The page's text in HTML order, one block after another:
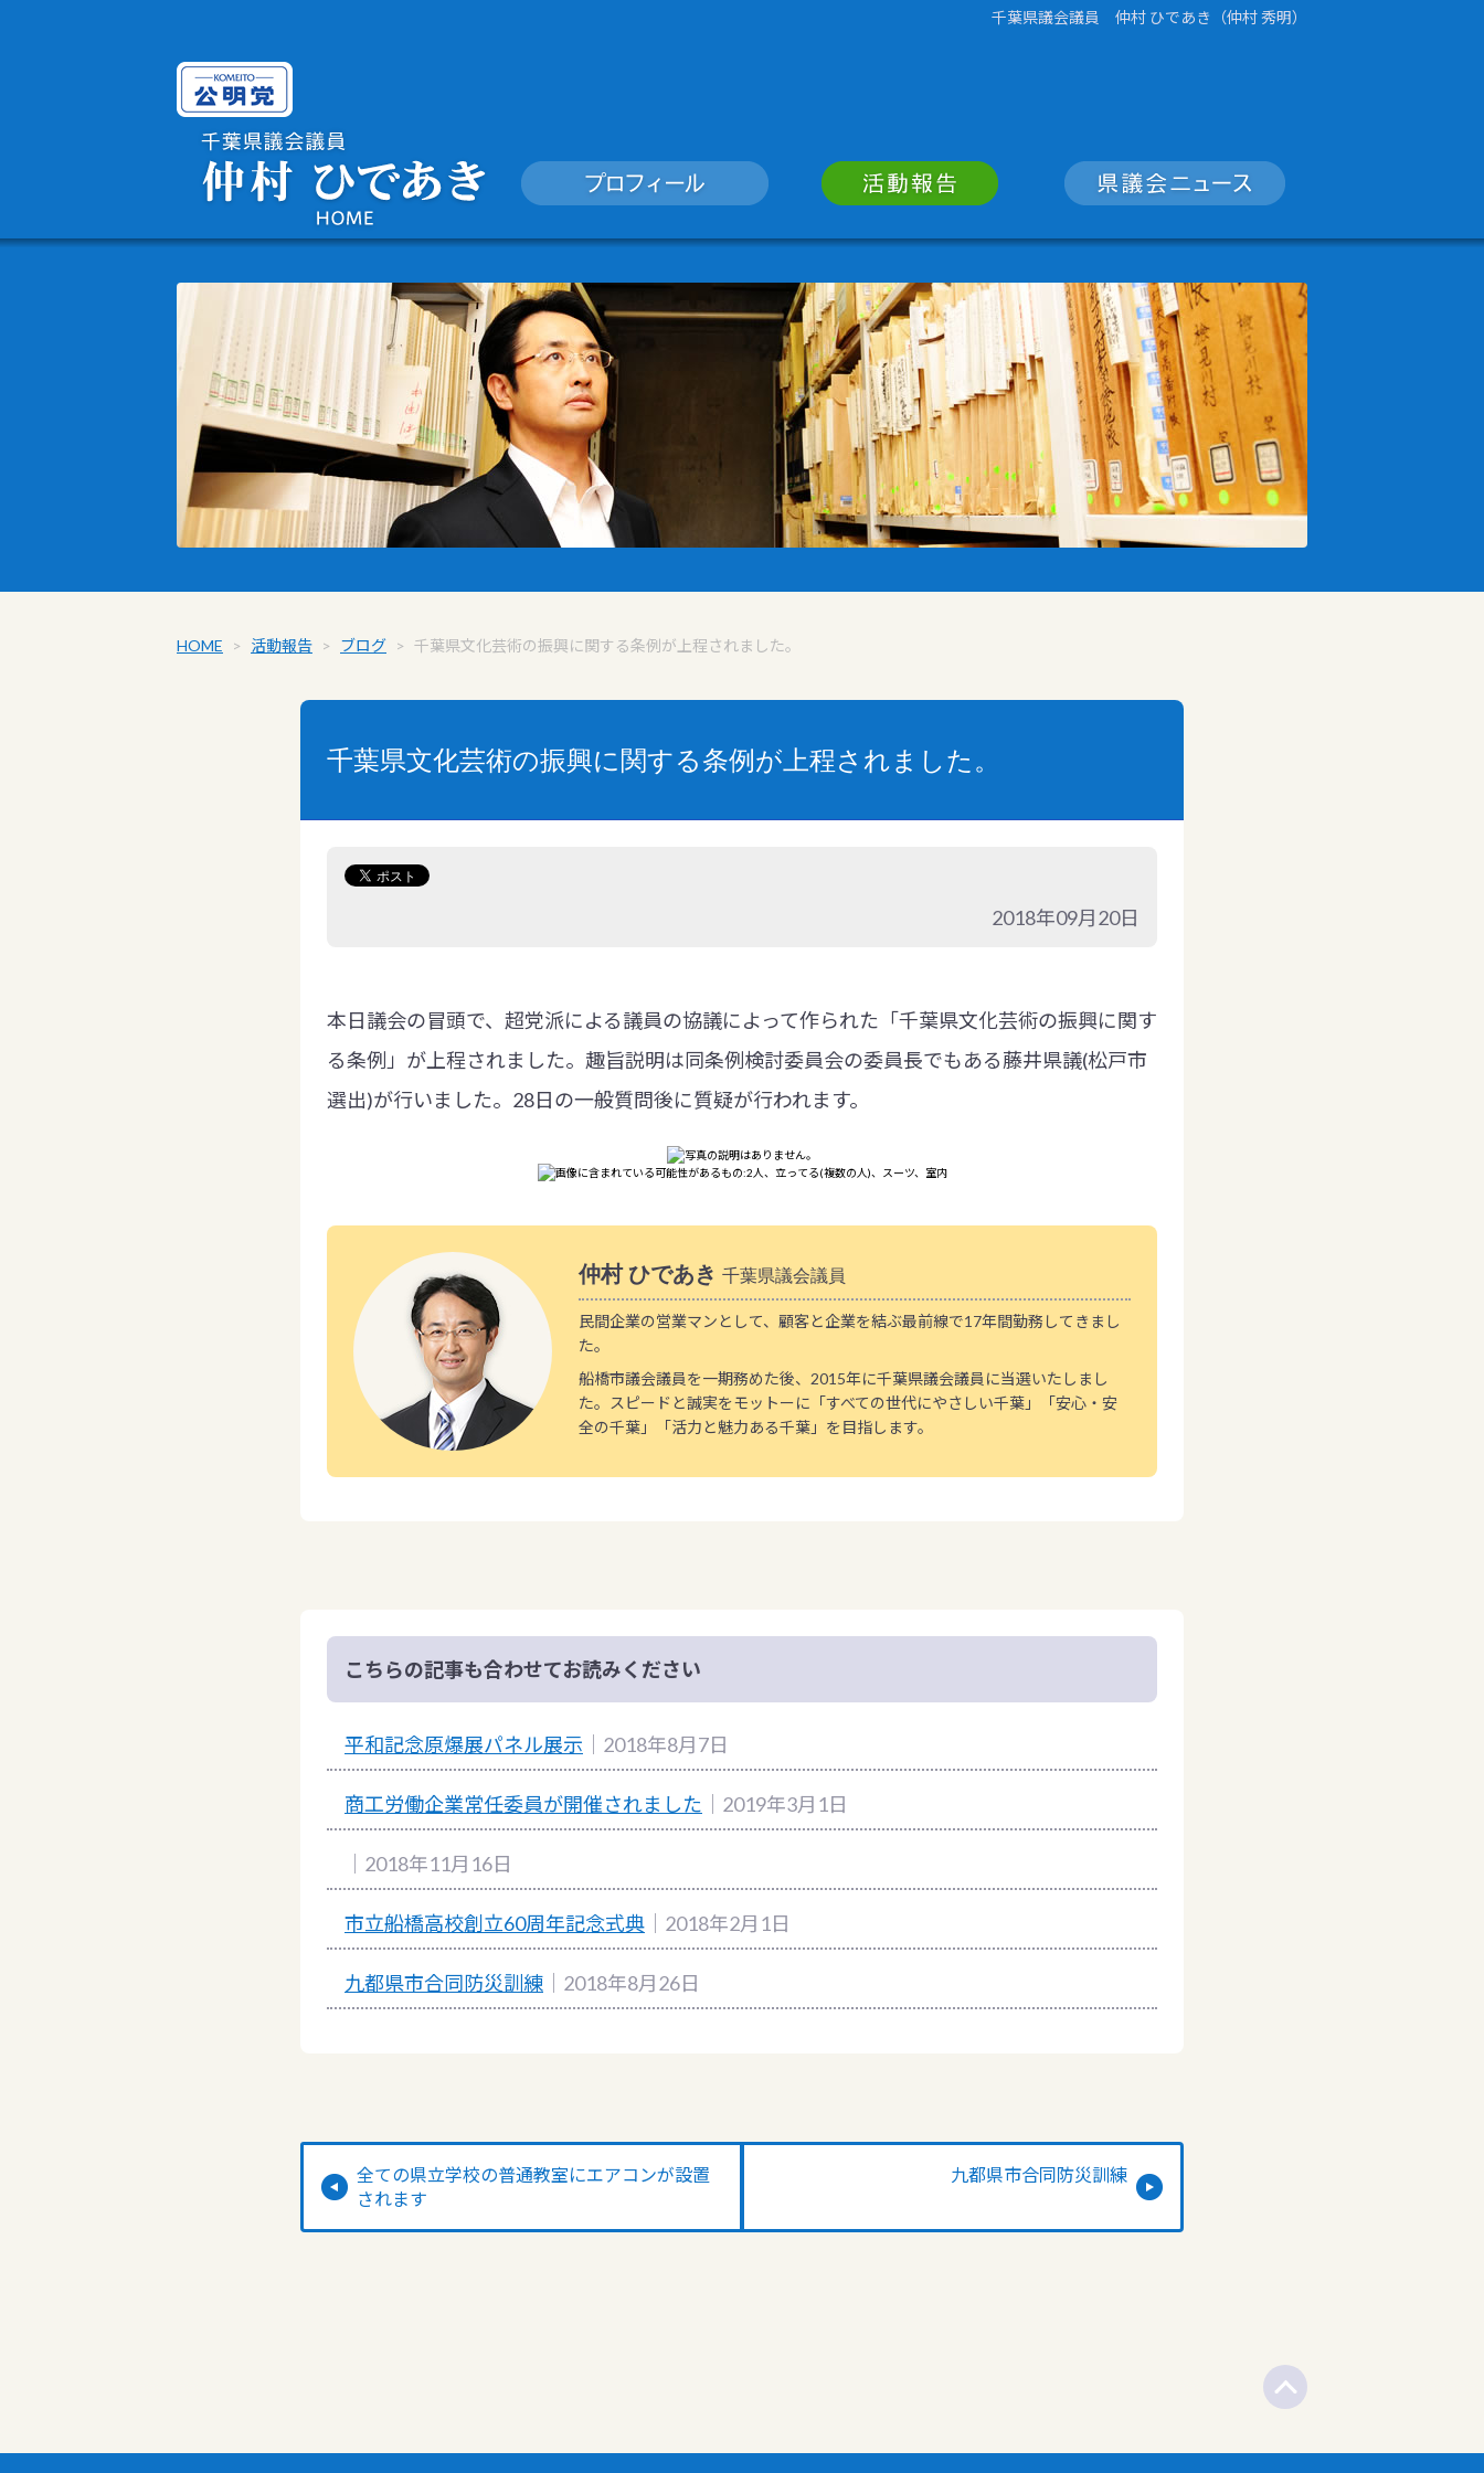
千葉県議会議員 仲村 ひであき（仲村 秀明）
HOME > 活動報告 > ブログ > 千葉県文化芸術の振興に関する条例が上程されました。
千葉県文化芸術の振興に関する条例が上程されました。
2018年09月20日
本日議会の冒頭で、超党派による議員の協議によって作られた「千葉県文化芸術の振興に関す
る条例」が上程されました。趣旨説明は同条例検討委員会の委員長でもある藤井県議(松戸市
選出)が行いました。28日の一般質問後に質疑が行われます。
仲村 ひであき 千葉県議会議員
民間企業の営業マンとして、顧客と企業を結ぶ最前線で17年間勤務してきまし
た。
船橋市議会議員を一期務めた後、2015年に千葉県議会議員に当選いたしまし
た。スピードと誠実をモットーに「すべての世代にやさしい千葉」「安心・安
全の千葉」「活力と魅力ある千葉」を目指します。
こちらの記事も合わせてお読みください
平和記念原爆展パネル展示 ｜2018年8月7日
商工労働企業常任委員が開催されました ｜2019年3月1日
｜2018年11月16日
市立船橋高校創立60周年記念式典 ｜2018年2月1日
九都県市合同防災訓練 ｜2018年8月26日
全ての県立学校の普通教室にエアコンが設置
されます
九都県市合同防災訓練